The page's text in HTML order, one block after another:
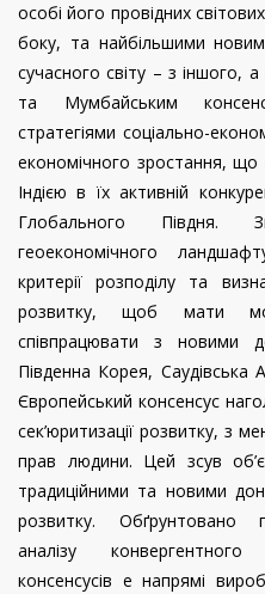
особі його провідних
боку, та найбільшими
сучасного світу – з іншого,
та Мумбайським
стратегіями соціально-
економічного зростання, що
Індією в їх активній
Глобального Півдня.
геоекономічного
критерії розподілу та
розвитку, щоб мати
співпрацювати з новими
Південна Корея, Саудівська
Європейський консенсус
сек’юритизації розвитку, з
прав людини. Цей зсув
традиційними та новими
розвитку. Обґрунтовано
аналізу
консенсусів e напрямі